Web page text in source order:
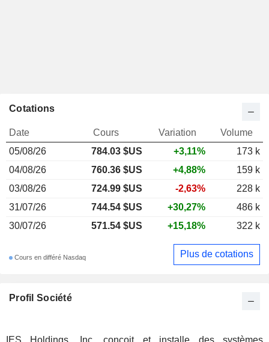
Profil Société
IES Holdings, Inc. conçoit et installe des systèmes
Cotations
Date Cours Variation
Volume
05/08/26
784.03 $US +3,11%
173 k
04/08/26
760.36 $US +4,88%
159 k
03/08/26
724.99 $US -2,63%
228 k
31/07/26
744.54 $US +30,27%
486 k
30/07/26
571.54 $US +15,18% 322 k
Cours en différé Nasdaq Plus de cotations